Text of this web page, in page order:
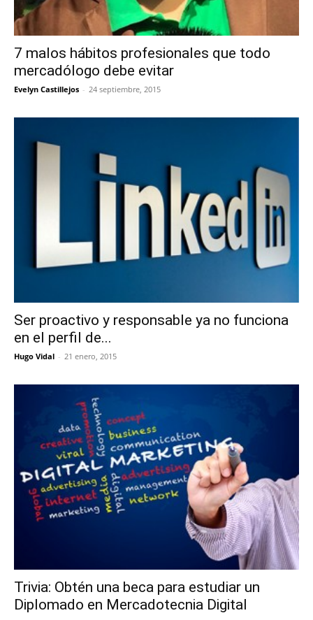
7 malos hábitos profesionales que todo
mercadólogo debe evitar
Evelyn Castillejos - 24 septiembre, 2015
Ser proactivo y responsable ya no funciona
en el perfil de...
Hugo Vidal - 21 enero, 2015
Trivia: Obtén una beca para estudiar un
Diplomado en Mercadotecnia Digital